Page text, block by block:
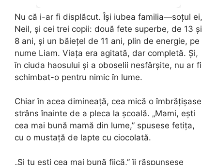
Nu că i-ar fi displăcut. Își iubea familia—soțul ei,
Neil, și cei trei copii: două fete superbe, de 13 și
8 ani, și un băiețel de 11 ani, plin de energie, pe
nume Liam. Viața era agitată, dar completă. Și,
în ciuda haosului și a oboselii nesfârșite, nu ar fi
schimbat-o pentru nimic în lume.
Chiar în acea dimineață, cea mică o îmbrățișase
strâns înainte de a pleca la școală. „Mami, ești
cea mai bună mamă din lume,” spusese fetița,
cu o mustață de lapte cu ciocolată.
„Și tu ești cea mai bună fiică,” îi răspunsese